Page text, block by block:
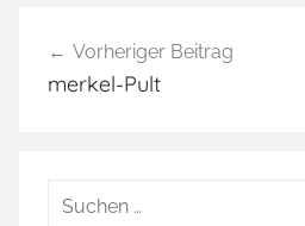
Vorheriger Beitrag
merkel-Pult
Suchen